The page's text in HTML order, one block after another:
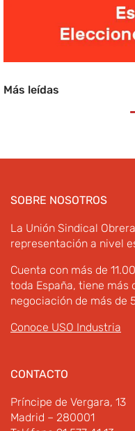
Más leídas
SOBRE NOSOTROS
La Unión Sindical
representación a nivel
Cuenta con más de
toda España, tiene más
negociación de más de
Conoce USO Industria
CONTACTO
Príncipe de Vergara, 13
Madrid – 280001